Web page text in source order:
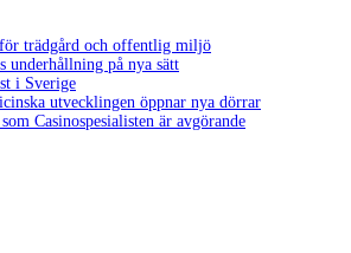
trädgård och offentlig miljö
underhållning på nya sätt
i Sverige
utvecklingen öppnar nya dörrar
Casinospesialisten är avgörande